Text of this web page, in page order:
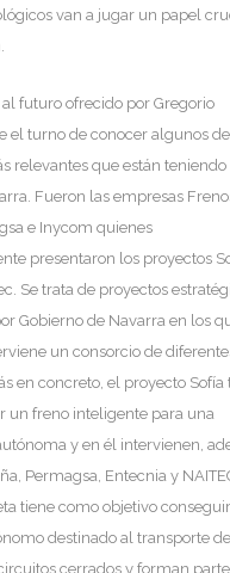
van a jugar un papel
al futuro ofrecido por Gregorio
el turno de conocer algunos
relevantes que están teniendo
Fueron las empresas
e Inycom quienes
presentaron los proyectos
Se trata de proyectos
Gobierno de Navarra en los
un consorcio de
en concreto, el proyecto Sofía
un freno inteligente para una
y en él intervienen,
Permagsa, Entecnia y
tiene como objetivo
destinado al transporte de
cerrados y forman